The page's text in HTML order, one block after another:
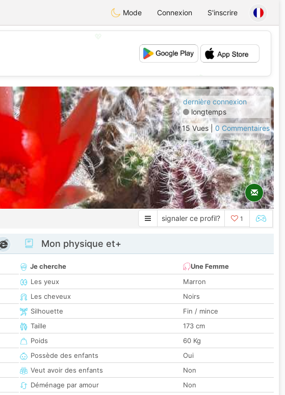
Mode Connexion S'inscrire
dernière connexion
longtemps
15 Vues | 0 Commentaires
signaler ce profil? 1
Mon physique et+
Je cherche
Une Femme
Les yeux
Marron
Les cheveux
Noirs
Silhouette
Fin / mince
Taille
173 cm
Poids
60 Kg
Possède des enfants
Oui
Veut avoir des enfants
Non
Déménage par amour
Non